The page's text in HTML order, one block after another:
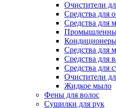
Очистители
Средства для
Средства для
Средства для
Средства для
Средства для
Очистители
Жидкое мыло
Фены для волос
Сушилки для рук